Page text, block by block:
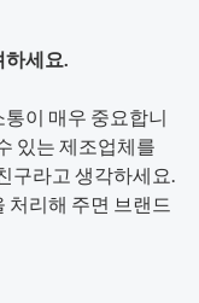
세요.
이 매우 중요합니
있는 제조업체를
구라고 생각하세요.
처리해 주면 브랜드